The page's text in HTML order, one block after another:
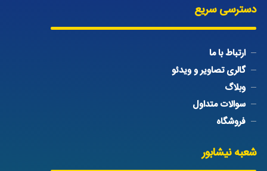
دسترسی سریع
ارتباط با ما
گالری تصاویر و ویدئو
وبلاگ
سوالات متداول
فروشگاه
شعبه نیشابور